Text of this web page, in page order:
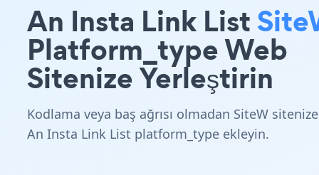
An Insta Link List
Platform_type Web
Sitenize Yerleştirin
Kodlama veya baş ağrısı olmadan SiteW sitenize
An Insta Link List platform_type ekleyin.